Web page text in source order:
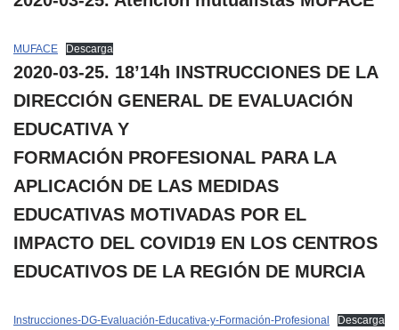
MUFACE Descarga
2020-03-25. 18’14h INSTRUCCIONES DE LA
DIRECCIÓN GENERAL DE EVALUACIÓN
EDUCATIVA Y
FORMACIÓN PROFESIONAL PARA LA
APLICACIÓN DE LAS MEDIDAS
EDUCATIVAS MOTIVADAS POR EL
IMPACTO DEL COVID19 EN LOS CENTROS
EDUCATIVOS DE LA REGIÓN DE MURCIA
Instrucciones-DG-Evaluación-Educativa-y-Formación-Profesional Descarga